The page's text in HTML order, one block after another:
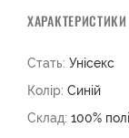
ХАРАКТЕРИСТИКИ
Стать: Унісекс
Колір: Синій
Склад: 100%